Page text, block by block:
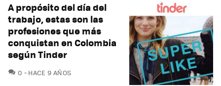
A propósito del día del
trabajo, estas son las
profesiones que más
conquistan en Colombia
según Tinder
0 COMENTARIOS
HACE 9 AÑOS